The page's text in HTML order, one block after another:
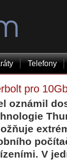
Telefony
pro
oznámil
V